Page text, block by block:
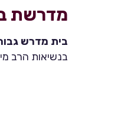
מדרשת
בית מדרש
בנשיאות הרב